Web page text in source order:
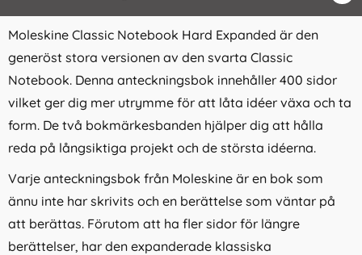
Moleskine Classic Notebook Hard Expanded är den
generöst stora versionen av den svarta Classic
Notebook. Denna anteckningsbok innehåller 400 sidor
vilket ger dig mer utrymme för att låta idéer växa och ta
form. De två bokmärkesbanden hjälper dig att hålla
reda på långsiktiga projekt och de största idéerna.
Varje anteckningsbok från Moleskine är en bok som
ännu inte har skrivits och en berättelse som väntar på
att berättas. Förutom att ha fler sidor för längre
berättelser, har den expanderade klassiska